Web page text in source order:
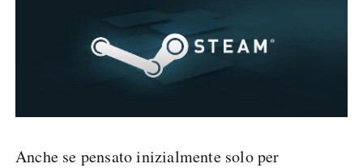
Anche se pensato inizialmente solo per